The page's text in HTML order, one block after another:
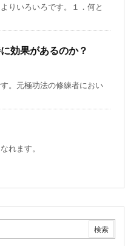
りいろいろです。１．何と
効果があるのか？
。元極功法の修練者におい
れます。